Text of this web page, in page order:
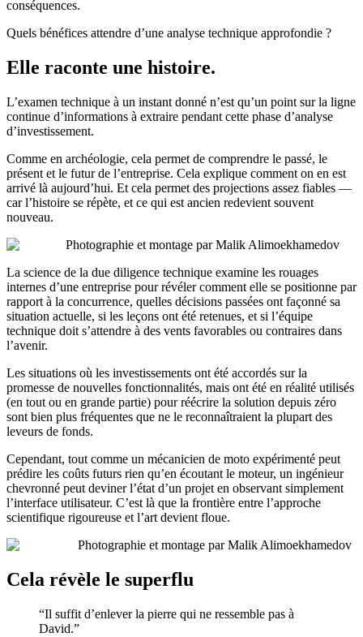
conséquences.
Quels bénéfices attendre d’une analyse technique approfondie ?
Elle raconte une histoire.
L’examen technique à un instant donné n’est qu’un point sur la ligne
continue d’informations à extraire pendant cette phase d’analyse
d’investissement.
Comme en archéologie, cela permet de comprendre le passé, le
présent et le futur de l’entreprise. Cela explique comment on en est
arrivé là aujourd’hui. Et cela permet des projections assez fiables —
car l’histoire se répète, et ce qui est ancien redevient souvent
nouveau.
Photographie et montage par Malik Alimoekhamedov
La science de la due diligence technique examine les rouages
internes d’une entreprise pour révéler comment elle se positionne par
rapport à la concurrence, quelles décisions passées ont façonné sa
situation actuelle, si les leçons ont été retenues, et si l’équipe
technique doit s’attendre à des vents favorables ou contraires dans
l’avenir.
Les situations où les investissements ont été accordés sur la
promesse de nouvelles fonctionnalités, mais ont été en réalité utilisés
(en tout ou en grande partie) pour réécrire la solution depuis zéro
sont bien plus fréquentes que ne le reconnaîtraient la plupart des
leveurs de fonds.
Cependant, tout comme un mécanicien de moto expérimenté peut
prédire les coûts futurs rien qu’en écoutant le moteur, un ingénieur
chevronné peut deviner l’état d’un projet en observant simplement
l’interface utilisateur. C’est là que la frontière entre l’approche
scientifique rigoureuse et l’art devient floue.
Photographie et montage par Malik Alimoekhamedov
Cela révèle le superflu
“Il suffit d’enlever la pierre qui ne ressemble pas à
David.”